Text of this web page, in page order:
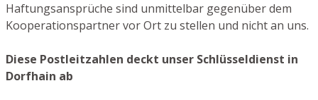
Haftungsansprüche sind unmittelbar gegenüber dem
Kooperationspartner vor Ort zu stellen und nicht an uns.
Diese Postleitzahlen deckt unser Schlüsseldienst in
Dorfhain ab